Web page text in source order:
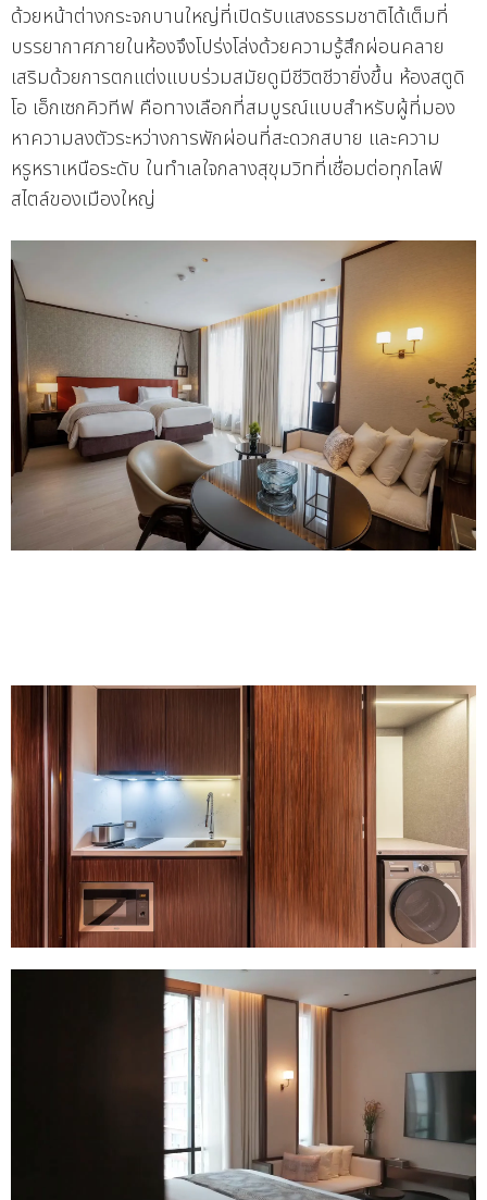
ด้วยหน้าต่างกระจกบานใหญ่ที่เปิดรับแสงธรรมชาติได้เต็มที่
บรรยากาศภายในห้องจึงโปร่งโล่งด้วยความรู้สึกผ่อนคลาย
เสริมด้วยการตกแต่งแบบร่วมสมัยดูมีชีวิตชีวายิ่งขึ้น ห้องสตูดิ
โอ เอ็กเซกคิวทีฟ คือทางเลือกที่สมบูรณ์แบบสำหรับผู้ที่มอง
หาความลงตัวระหว่างการพักผ่อนที่สะดวกสบาย และความ
หรูหราเหนือระดับ ในทำเลใจกลางสุขุมวิทที่เชื่อมต่อทุกไลฟ์
สไตล์ของเมืองใหญ่